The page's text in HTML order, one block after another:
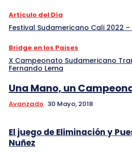
Articulo del Día
Festival Sudamericano Cali 2022 –
Bridge en los Paises
X Campeonato Sudamericano
Fernando Lema
Una Mano, un
Avanzado 30 Mayo, 2018
El juego de Eliminación y
Nuñez